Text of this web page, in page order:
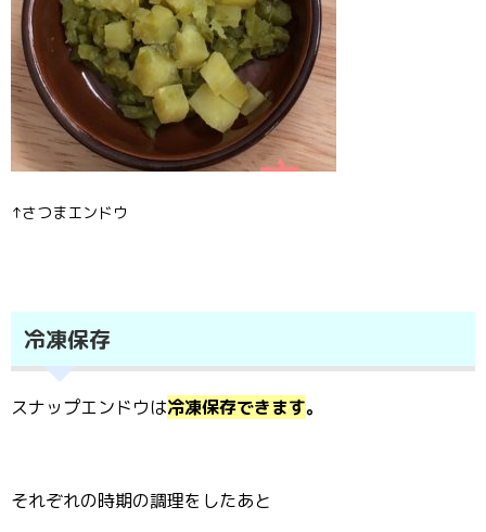
↑さつまエンドウ
冷凍保存
スナップエンドウは冷凍保存できます。
それぞれの時期の調理をしたあと